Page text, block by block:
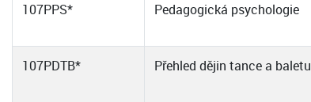
107PPS* Pedagogická psychologie
107PDTB* Přehled dějin tance a baletu